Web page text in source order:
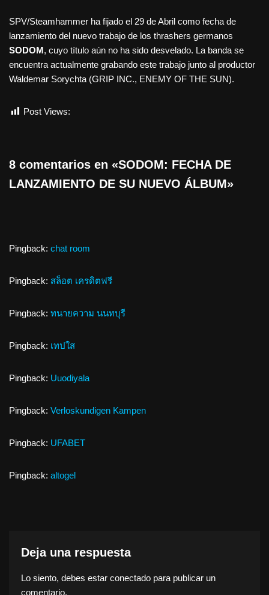
SPV/Steamhammer ha fijado el 29 de Abril como fecha de
lanzamiento del nuevo trabajo de los thrashers germanos
SODOM , cuyo título aún no ha sido desvelado. La banda se
encuentra actualmente grabando este trabajo junto al productor
Waldemar Sorychta (GRIP INC., ENEMY OF THE SUN).
Post Views:
8 comentarios en «SODOM: FECHA DE
LANZAMIENTO DE SU NUEVO ÁLBUM»
Pingback: chat room
Pingback: สล็อต เครดิตฟรี
Pingback: ทนายความ นนทบุรี
Pingback: เทปใส
Pingback: Uuodiyala
Pingback: Verloskundigen Kampen
Pingback: UFABET
Pingback: altogel
Deja una respuesta
Lo siento, debes estar conectado para publicar un
comentario.